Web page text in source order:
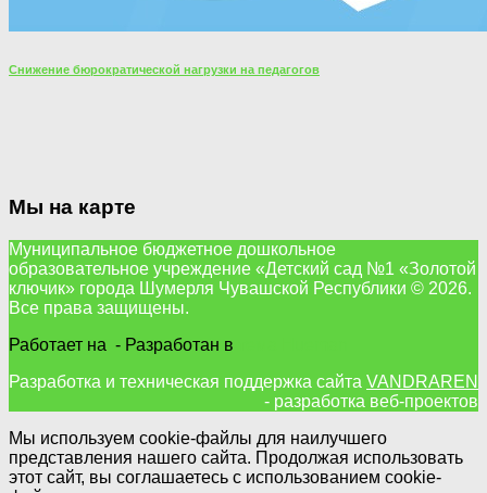
Снижение бюрократической нагрузки на педагогов
Мы на карте
Муниципальное бюджетное дошкольное
образовательное учреждение «Детский сад №1 «Золотой
ключик» города Шумерля Чувашской Республики © 2026.
Все права защищены.
Работает на - Разработан в
Разработка и техническая поддержка сайта VANDRAREN
- разработка веб-проектов
Мы используем cookie-файлы для наилучшего
представления нашего сайта. Продолжая использовать
этот сайт, вы соглашаетесь с использованием cookie-